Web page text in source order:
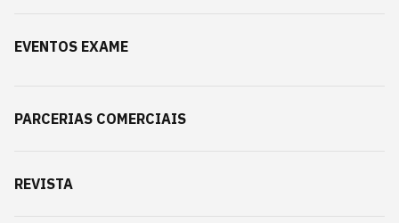
EVENTOS EXAME
PARCERIAS COMERCIAIS
REVISTA